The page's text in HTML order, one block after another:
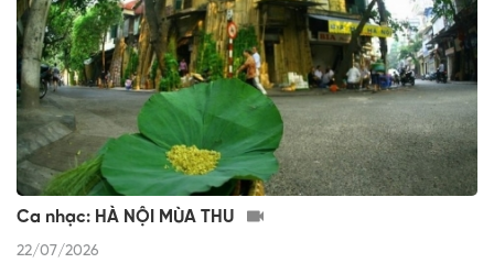
Ca nhạc: HÀ NỘI MÙA THU
22/07/2026